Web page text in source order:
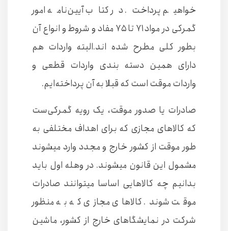
خواهیم پرداخت. در کتاب آیین‌نامه امور
گمرکی در مواد ۷۱ تا ۷۵ مفاد و شروط و انواع آن
بطور کلی مطرح شده اند.البته واردات هم
دارای همین دسته بندی واردات قطعی و
واردات موقت است که قبلا به آن پرداخته‌ایم.
صادرات یا صدور موقت، یک رویه گمرکی‌ست
که کالاهای مجازی که برای اهداف مختلفی به
طور موقت از کشور خارج و مجدد وارد میشوند
مشمول این قانون میشوند. در وهله اول باید
بدانیم چه کالاهایی اساسا میتوانند صادرات
موقت شوند. کالاهای مجازی که به منظور
شرکت در نمایشگاهای خارج از کشور، ماشین